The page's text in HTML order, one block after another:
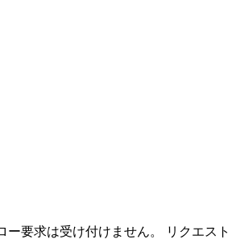
要求は受け付けません。 リクエス